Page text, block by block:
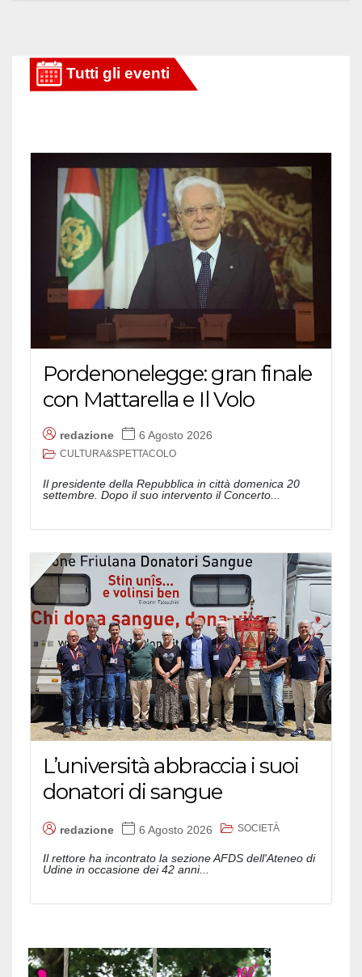
Pordenonelegge: gran finale
con Mattarella e Il Volo
redazione 6 Agosto 2026
CULTURA&SPETTACOLO
Il presidente della Repubblica in città domenica 20
settembre. Dopo il suo intervento il Concerto...
L’università abbraccia i suoi
donatori di sangue
redazione 6 Agosto 2026 SOCIETÀ
Il rettore ha incontrato la sezione AFDS dell'Ateneo di
Udine in occasione dei 42 anni...